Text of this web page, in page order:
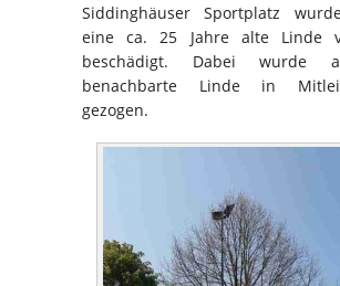
Siddinghäuser Sportplatz
eine ca. 25 Jahre alte Linde
beschädigt. Dabei wurde
benachbarte Linde in
gezogen.